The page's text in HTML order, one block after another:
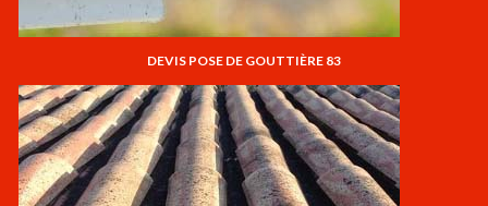
DEVIS POSE DE GOUTTIÈRE 83